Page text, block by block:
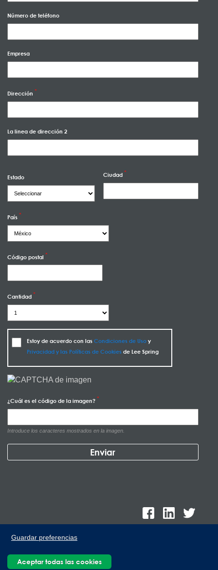
Guardar preferencias
Aceptar todas las cookies
Número de teléfono
Empresa
Dirección
La linea de dirección 2
Estado Ciudad
País
Código postal
Cantidad
Estoy de acuerdo con las Condiciones de Usoy
Privacidad y las Políticas de Cookiesde Lee Spring
¿Cuál es el código de la imagen?
Introduce los caracteres mostrados en la imagen.
Lee Spring de México, Ave. Apolo 519 Edificio 22, Parque